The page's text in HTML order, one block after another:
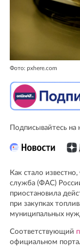
Фото: pxhere.com
Подписывайтесь на
Как стало
служба (ФАС)
приостановила
при закупках
муниципальных
Соответствующий
официальном